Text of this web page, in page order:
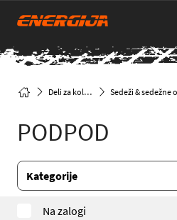
Deli za kolesa
PODPOD
Kategorije
Na zalogi